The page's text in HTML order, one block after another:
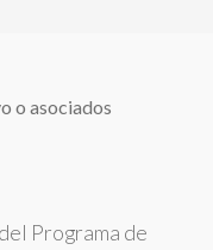
o asociados
Programa de